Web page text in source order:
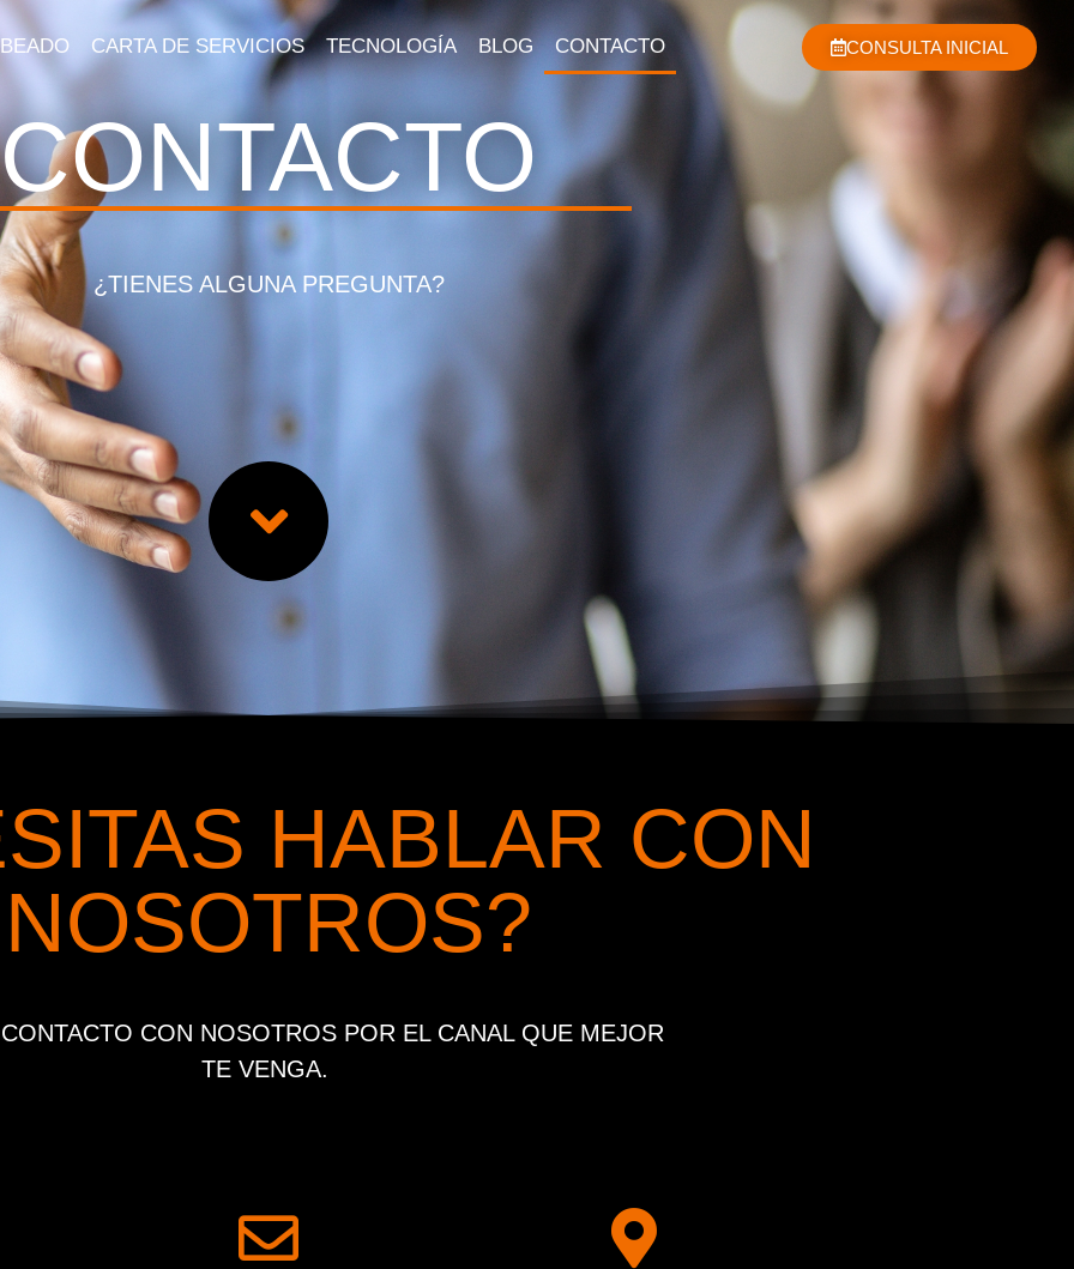
CARTA DE SERVICIOS TECNOLOGÍA BLOG CONTACTO CONSULTA INICIAL
CONTACTO
¿TIENES ALGUNA PREGUNTA?
HABLAR CON
NOSOTROS?
CON NOSOTROS POR EL CANAL QUE MEJOR
TE VENGA.